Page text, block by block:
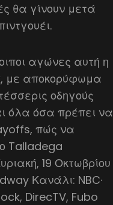
θα γίνουν μετά
αγώνες αυτή η
με αποκορύφωμα
οδηγούς
όλα όσα πρέπει να
πώς να
Talladega
19 Οκτωβρίου
Κανάλι: NBC·
DirecTV, Fubo